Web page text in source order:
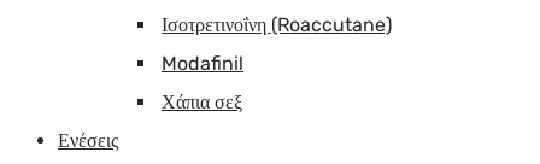
Ισοτρετινοΐνη (Roaccutane)
Modafinil
Χάπια σεξ
Ενέσεις